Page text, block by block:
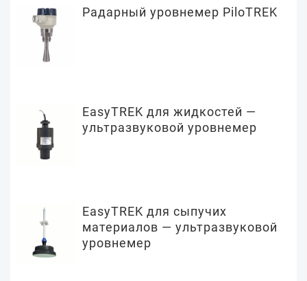
Радарный уровнемер PiloTREK
EasyTREK для жидкостей —
ультразвуковой уровнемер
EasyTREK для сыпучих
материалов — ультразвуковой
уровнемер